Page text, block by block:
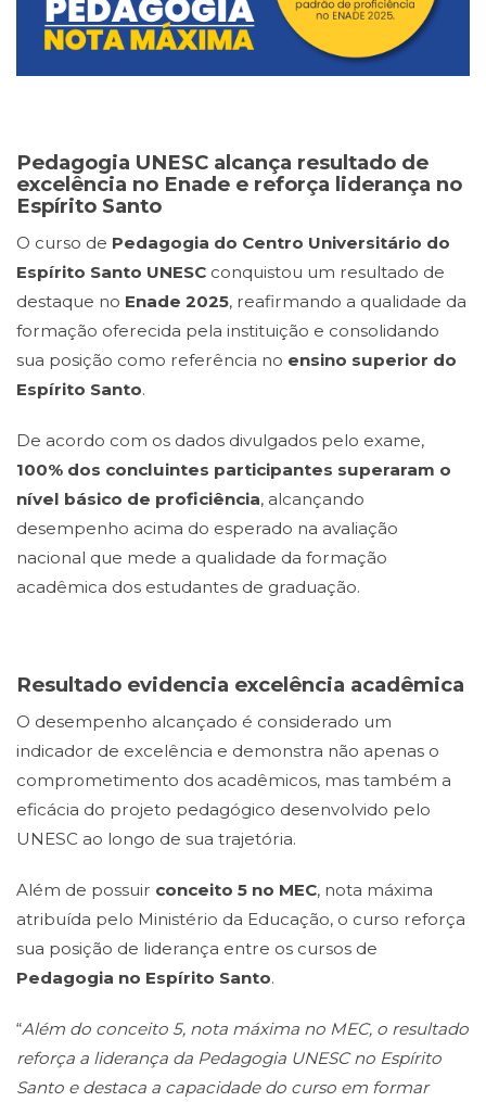
Pedagogia UNESC alcança resultado de
excelência no Enade e reforça liderança no
Espírito Santo
O curso de Pedagogia do Centro Universitário do
Espírito Santo UNESC conquistou um resultado de
destaque no Enade 2025, reafirmando a qualidade da
formação oferecida pela instituição e consolidando
sua posição como referência no ensino superior do
Espírito Santo.
De acordo com os dados divulgados pelo exame,
100% dos concluintes participantes superaram o
nível básico de proficiência, alcançando
desempenho acima do esperado na avaliação
nacional que mede a qualidade da formação
acadêmica dos estudantes de graduação.
Resultado evidencia excelência acadêmica
O desempenho alcançado é considerado um
indicador de excelência e demonstra não apenas o
comprometimento dos acadêmicos, mas também a
eficácia do projeto pedagógico desenvolvido pelo
UNESC ao longo de sua trajetória.
Além de possuir conceito 5 no MEC, nota máxima
atribuída pelo Ministério da Educação, o curso reforça
sua posição de liderança entre os cursos de
Pedagogia no Espírito Santo.
“Além do conceito 5, nota máxima no MEC, o resultado
reforça a liderança da Pedagogia UNESC no Espírito
Santo e destaca a capacidade do curso em formar